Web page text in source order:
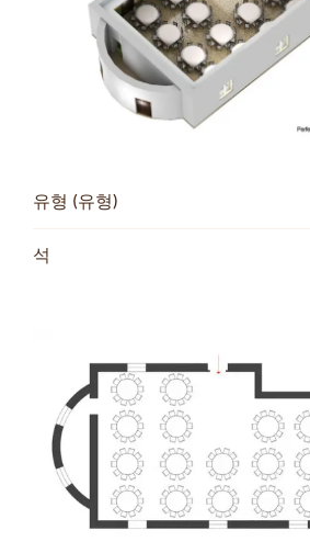
유형 (유형)
석